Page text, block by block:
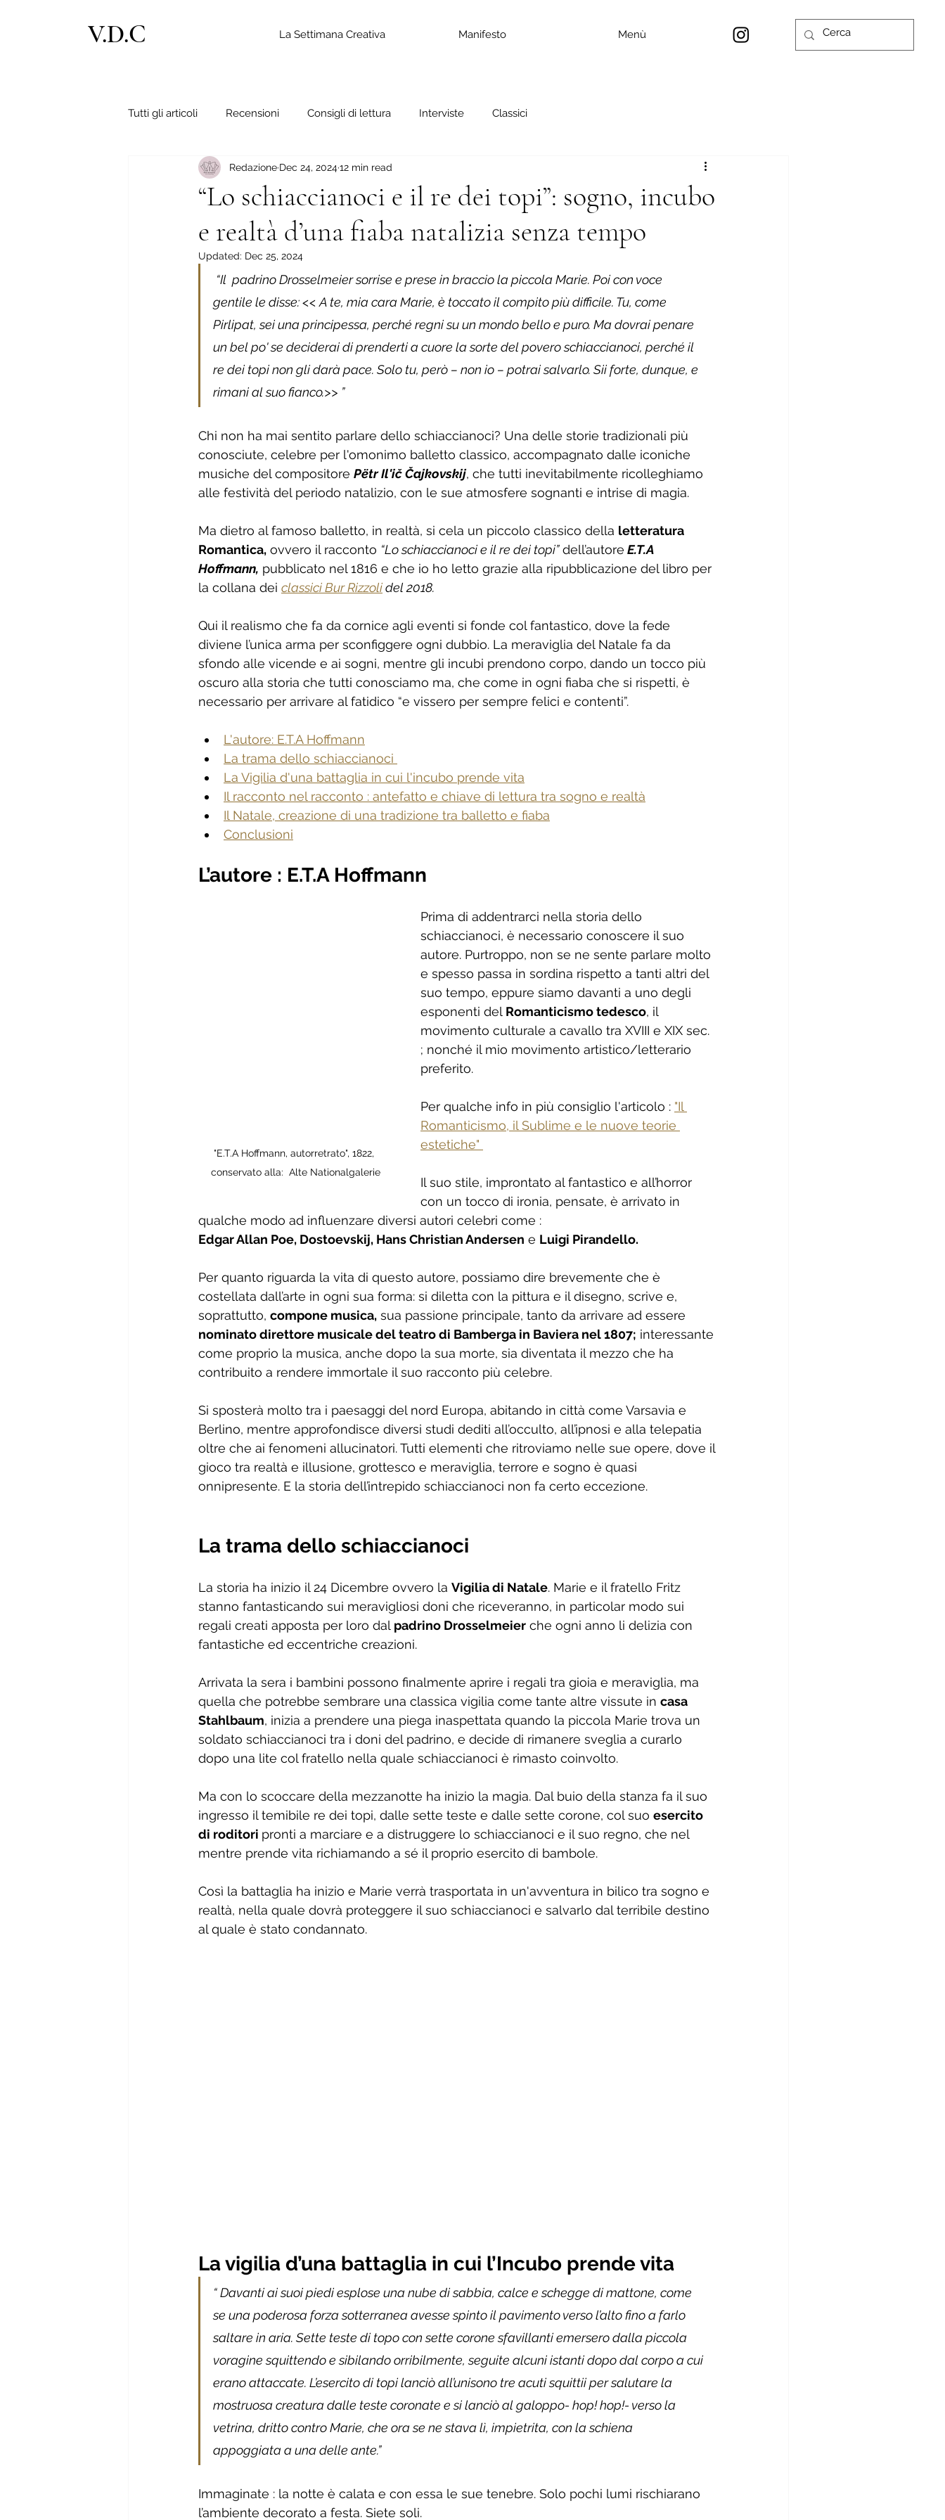
V.D.C La Settimana Creativa Manifesto Menù
Tutti gli articoli Recensioni Consigli di lettura Interviste Classici
“Lo schiaccianoci e il re dei topi”: sogno, incubo
e realtà d’una fiaba natalizia senza tempo
Redazione Dec 24, 202412 min read
Updated: Dec 25, 2024
“Il  padrino Drosselmeier sorrise e prese in braccio la piccola Marie. Poi con voce
gentile le disse: << A te, mia cara Marie, è toccato il compito più difficile. Tu, come
Pirlipat, sei una principessa, perché regni su un mondo bello e puro. Ma dovrai penare
un bel po' se deciderai di prenderti a cuore la sorte del povero schiaccianoci, perché il
re dei topi non gli darà pace. Solo tu, però – non io – potrai salvarlo. Sii forte, dunque, e
rimani al suo fianco.>> ”
Chi non ha mai sentito parlare dello schiaccianoci? Una delle storie tradizionali più
conosciute, celebre per l'omonimo balletto classico, accompagnato dalle iconiche
musiche del compositore Pëtr Il'ič Čajkovskij, che tutti inevitabilmente ricolleghiamo
alle festività del periodo natalizio, con le sue atmosfere sognanti e intrise di magia.
Ma dietro al famoso balletto, in realtà, si cela un piccolo classico della letteratura
Romantica, ovvero il racconto “Lo schiaccianoci e il re dei topi” dell’autore E.T.A
Hoffmann, pubblicato nel 1816 e che io ho letto grazie alla ripubblicazione del libro per
la collana dei classici Bur Rizzoli del 2018.
Qui il realismo che fa da cornice agli eventi si fonde col fantastico, dove la fede
diviene l’unica arma per sconfiggere ogni dubbio. La meraviglia del Natale fa da
sfondo alle vicende e ai sogni, mentre gli incubi prendono corpo, dando un tocco più
oscuro alla storia che tutti conosciamo ma, che come in ogni fiaba che si rispetti, è
necessario per arrivare al fatidico “e vissero per sempre felici e contenti”.
L'autore: E.T.A Hoffmann
La trama dello schiaccianoci
La Vigilia d'una battaglia in cui l'incubo prende vita
Il racconto nel racconto : antefatto e chiave di lettura tra sogno e realtà
Il Natale, creazione di una tradizione tra balletto e fiaba
Conclusioni
L’autore : E.T.A Hoffmann
"E.T.A Hoffmann, autorretrato", 1822,
conservato alla:  Alte Nationalgalerie
Prima di addentrarci nella storia dello
schiaccianoci, è necessario conoscere il suo
autore. Purtroppo, non se ne sente parlare molto
e spesso passa in sordina rispetto a tanti altri del
suo tempo, eppure siamo davanti a uno degli
esponenti del Romanticismo tedesco, il
movimento culturale a cavallo tra XVIII e XIX sec.
; nonché il mio movimento artistico/letterario
preferito.
Per qualche info in più consiglio l'articolo : "Il
Romanticismo, il Sublime e le nuove teorie
estetiche"
Il suo stile, improntato al fantastico e all’horror
con un tocco di ironia, pensate, è arrivato in
qualche modo ad influenzare diversi autori celebri come :
Edgar Allan Poe, Dostoevskij, Hans Christian Andersen e Luigi Pirandello.
Per quanto riguarda la vita di questo autore, possiamo dire brevemente che è
costellata dall’arte in ogni sua forma: si diletta con la pittura e il disegno, scrive e,
soprattutto, compone musica, sua passione principale, tanto da arrivare ad essere
nominato direttore musicale del teatro di Bamberga in Baviera nel 1807; interessante
come proprio la musica, anche dopo la sua morte, sia diventata il mezzo che ha
contribuito a rendere immortale il suo racconto più celebre.
Si sposterà molto tra i paesaggi del nord Europa, abitando in città come Varsavia e
Berlino, mentre approfondisce diversi studi dediti all’occulto, all’ipnosi e alla telepatia
oltre che ai fenomeni allucinatori. Tutti elementi che ritroviamo nelle sue opere, dove il
gioco tra realtà e illusione, grottesco e meraviglia, terrore e sogno è quasi
onnipresente. E la storia dell’intrepido schiaccianoci non fa certo eccezione.
La trama dello schiaccianoci
La storia ha inizio il 24 Dicembre ovvero la Vigilia di Natale. Marie e il fratello Fritz
stanno fantasticando sui meravigliosi doni che riceveranno, in particolar modo sui
regali creati apposta per loro dal padrino Drosselmeier che ogni anno li delizia con
fantastiche ed eccentriche creazioni.
Arrivata la sera i bambini possono finalmente aprire i regali tra gioia e meraviglia, ma
quella che potrebbe sembrare una classica vigilia come tante altre vissute in casa
Stahlbaum, inizia a prendere una piega inaspettata quando la piccola Marie trova un
soldato schiaccianoci tra i doni del padrino, e decide di rimanere sveglia a curarlo
dopo una lite col fratello nella quale schiaccianoci è rimasto coinvolto.
Ma con lo scoccare della mezzanotte ha inizio la magia. Dal buio della stanza fa il suo
ingresso il temibile re dei topi, dalle sette teste e dalle sette corone, col suo esercito
di roditori pronti a marciare e a distruggere lo schiaccianoci e il suo regno, che nel
mentre prende vita richiamando a sé il proprio esercito di bambole.
Così la battaglia ha inizio e Marie verrà trasportata in un'avventura in bilico tra sogno e
realtà, nella quale dovrà proteggere il suo schiaccianoci e salvarlo dal terribile destino
al quale è stato condannato.
La vigilia d’una battaglia in cui l’Incubo prende vita
“ Davanti ai suoi piedi esplose una nube di sabbia, calce e schegge di mattone, come
se una poderosa forza sotterranea avesse spinto il pavimento verso l’alto fino a farlo
saltare in aria. Sette teste di topo con sette corone sfavillanti emersero dalla piccola
voragine squittendo e sibilando orribilmente, seguite alcuni istanti dopo dal corpo a cui
erano attaccate. L’esercito di topi lanciò all’unisono tre acuti squittii per salutare la
mostruosa creatura dalle teste coronate e si lanciò al galoppo- hop! hop!- verso la
vetrina, dritto contro Marie, che ora se ne stava lì, impietrita, con la schiena
appoggiata a una delle ante.”
Immaginate : la notte è calata e con essa le sue tenebre. Solo pochi lumi rischiarano
l’ambiente decorato a festa. Siete soli.